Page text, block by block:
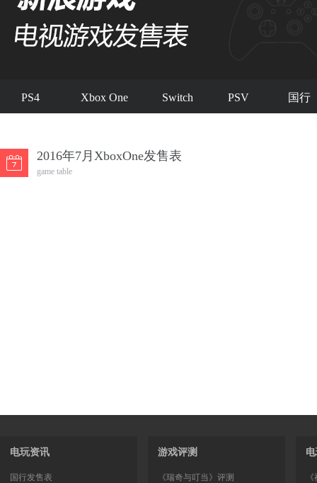
PS4 Xbox One Switch PSV 国行
2016年7月XboxOne发售表
game table
电玩资讯
国行发售表
游戏评测
《瑞奇与叮当》评测